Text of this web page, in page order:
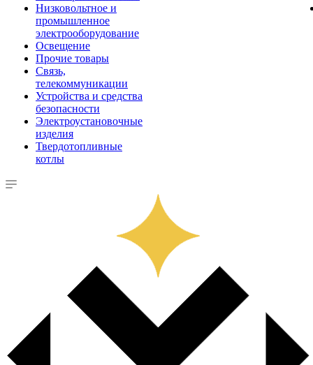
Низковольтное и
промышленное
электрооборудование
Освещение
Прочие товары
Связь,
телекоммуникации
Устройства и средства
безопасности
Электроустановочные
изделия
Твердотопливные
котлы